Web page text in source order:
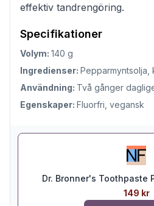
effektiv tandrengöring.
Specifikationer
Volym: 140 g
Ingredienser: Pepparmyntsolja,
Användning: Två gånger
Egenskaper: Fluorfri, vegansk
Dr. Bronner's Toothpaste
149 kr